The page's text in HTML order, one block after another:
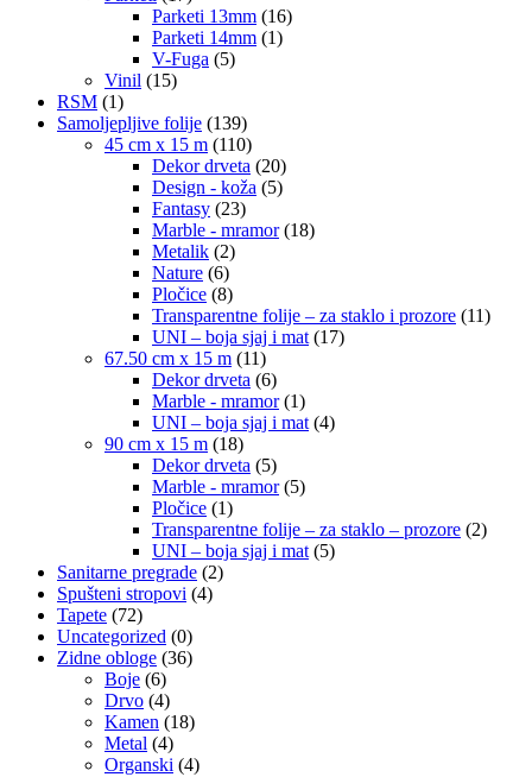
Parketi 13mm (16)
Parketi 14mm (1)
V-Fuga (5)
Vinil (15)
RSM (1)
Samoljepljive folije (139)
45 cm x 15 m (110)
Dekor drveta (20)
Design - koža (5)
Fantasy (23)
Marble - mramor (18)
Metalik (2)
Nature (6)
Pločice (8)
Transparentne folije – za staklo i prozore (11)
UNI – boja sjaj i mat (17)
67.50 cm x 15 m (11)
Dekor drveta (6)
Marble - mramor (1)
UNI – boja sjaj i mat (4)
90 cm x 15 m (18)
Dekor drveta (5)
Marble - mramor (5)
Pločice (1)
Transparentne folije – za staklo – prozore (2)
UNI – boja sjaj i mat (5)
Sanitarne pregrade (2)
Spušteni stropovi (4)
Tapete (72)
Uncategorized (0)
Zidne obloge (36)
Boje (6)
Drvo (4)
Kamen (18)
Metal (4)
Organski (4)